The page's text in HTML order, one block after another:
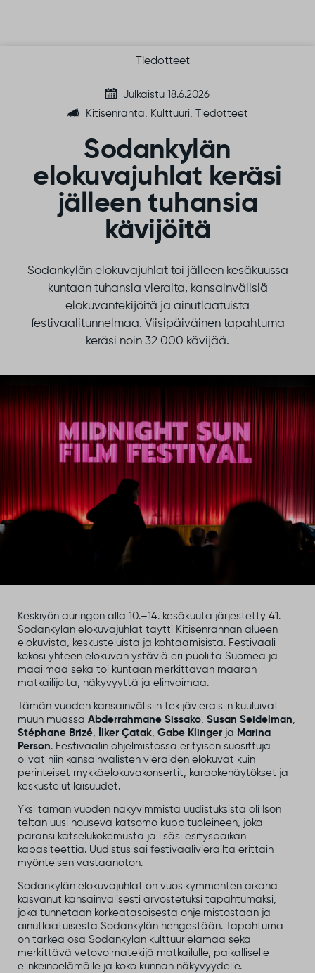
Tiedotteet
Julkaistu 18.6.2026
Kitisenranta, Kulttuuri, Tiedotteet
Sodankylän
elokuvajuhlat keräsi
jälleen tuhansia
kävijöitä
Sodankylän elokuvajuhlat toi jälleen kesäkuussa
kuntaan tuhansia vieraita, kansainvälisiä
elokuvantekijöitä ja ainutlaatuista
festivaalitunnelmaa. Viisipäiväinen tapahtuma
keräsi noin 32 000 kävijää.
Keskiyön auringon alla 10.–14. kesäkuuta järjestetty 41.
Sodankylän elokuvajuhlat täytti Kitisenrannan alueen
elokuvista, keskusteluista ja kohtaamisista. Festivaali
kokosi yhteen elokuvan ystäviä eri puolilta Suomea ja
maailmaa sekä toi kuntaan merkittävän määrän
matkailijoita, näkyvyyttä ja elinvoimaa.
Tämän vuoden kansainvälisiin tekijävieraisiin kuuluivat
muun muassa Abderrahmane Sissako Susan Seidelman
Stéphane Brizé
İlker Çatak Gabe Klinger ja Marina
Person. Festivaalin ohjelmistossa erityisen suosittuja
olivat niin kansainvälisten vieraiden elokuvat kuin
perinteiset mykkäelokuvakonsertit, karaokenäytökset ja
keskustelutilaisuudet.
Yksi tämän vuoden näkyvimmistä uudistuksista oli Ison
teltan uusi nouseva katsomo kuppituoleineen, joka
paransi katselukokemusta ja lisäsi esityspaikan
kapasiteettia. Uudistus sai festivaalivierailta erittäin
myönteisen vastaanoton.
Sodankylän elokuvajuhlat on vuosikymmenten aikana
kasvanut kansainvälisesti arvostetuksi tapahtumaksi,
joka tunnetaan korkeatasoisesta ohjelmistostaan ja
ainutlaatuisesta Sodankylän hengestään. Tapahtuma
on tärkeä osa Sodankylän kulttuurielämää sekä
merkittävä vetovoimatekijä matkailulle, paikalliselle
elinkeinoelämälle ja koko kunnan näkyvyydelle.